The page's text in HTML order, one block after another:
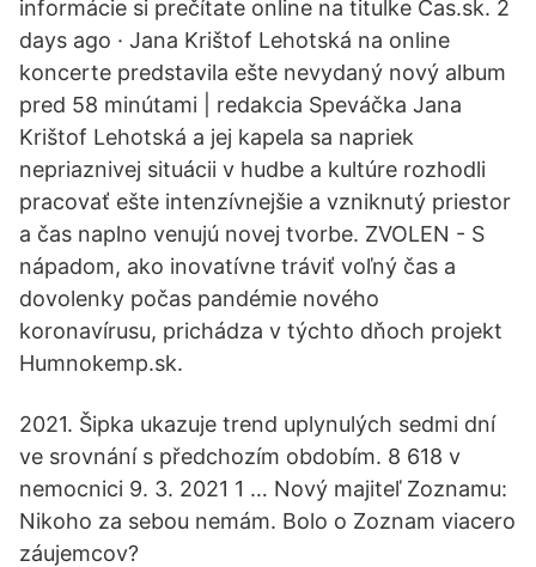
informácie si prečítate online na titulke Čas.sk. 2
days ago · Jana Krištof Lehotská na online
koncerte predstavila ešte nevydaný nový album
pred 58 minútami | redakcia Speváčka Jana
Krištof Lehotská a jej kapela sa napriek
nepriaznivej situácii v hudbe a kultúre rozhodli
pracovať ešte intenzívnejšie a vzniknutý priestor
a čas naplno venujú novej tvorbe. ZVOLEN - S
nápadom, ako inovatívne tráviť voľný čas a
dovolenky počas pandémie nového
koronavírusu, prichádza v týchto dňoch projekt
Humnokemp.sk.
2021. Šipka ukazuje trend uplynulých sedmi dní
ve srovnání s předchozím obdobím. 8 618 v
nemocnici 9. 3. 2021 1 … Nový majiteľ Zoznamu:
Nikoho za sebou nemám. Bolo o Zoznam viacero
záujemcov?